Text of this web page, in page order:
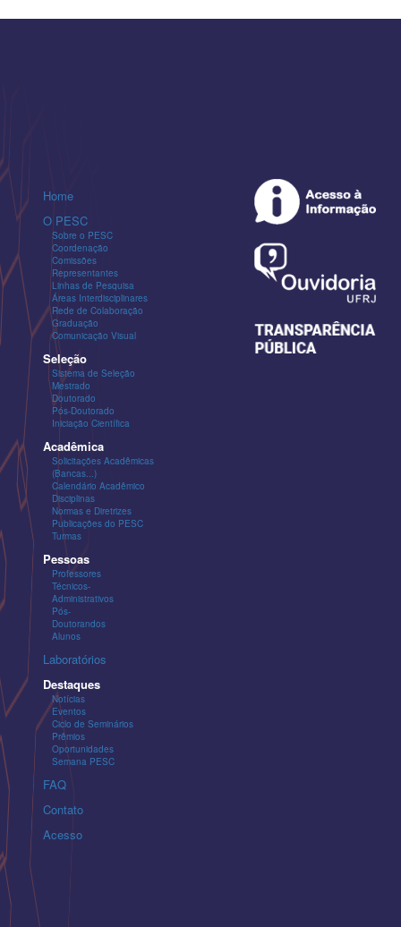
Home
O PESC
Sobre o PESC
Coordenação
Comissões
Representantes
Linhas de Pesquisa
Áreas Interdisciplinares
Rede de Colaboração
Graduação
Comunicação Visual
Seleção
Sistema de Seleção
Mestrado
Doutorado
Pós-Doutorado
Iniciação Científica
Acadêmica
Solicitações Acadêmicas
(Bancas...)
Calendário Acadêmico
Disciplinas
Normas e Diretrizes
Publicações do PESC
Turmas
Pessoas
Professores
Técnicos-
Administrativos
Pós-
Doutorandos
Alunos
Laboratórios
Destaques
Notícias
Eventos
Ciclo de Seminários
Prêmios
Oportunidades
Semana PESC
FAQ
Contato
Acesso